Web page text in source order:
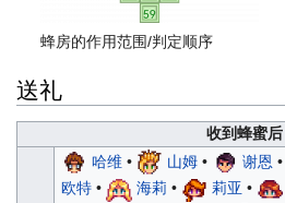
蜂房的作用范围/判定顺序
送礼
收到蜂蜜后
哈维• 山姆• 谢恩 •
欧特• 海莉 • 莉亚 •